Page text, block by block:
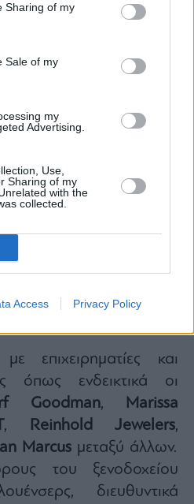
Sharing of my
Sale of my
my
Advertising.
Use,
Sharing of my
with the
collected.
Access Privacy Policy
επιχειρηματίες και
όπως ενδεικτικά οι
Goodman,
Marissa
, Reinhold Jewelers,
Marcus μεταξύ άλλων.
του ξενοδοχείου
διευθυντικά